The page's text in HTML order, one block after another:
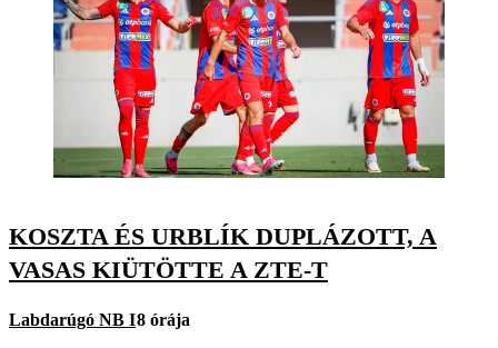
KOSZTA ÉS URBLÍK DUPLÁZOTT, A
VASAS KIÜTÖTTE A ZTE-T
Labdarúgó NB I8 órája